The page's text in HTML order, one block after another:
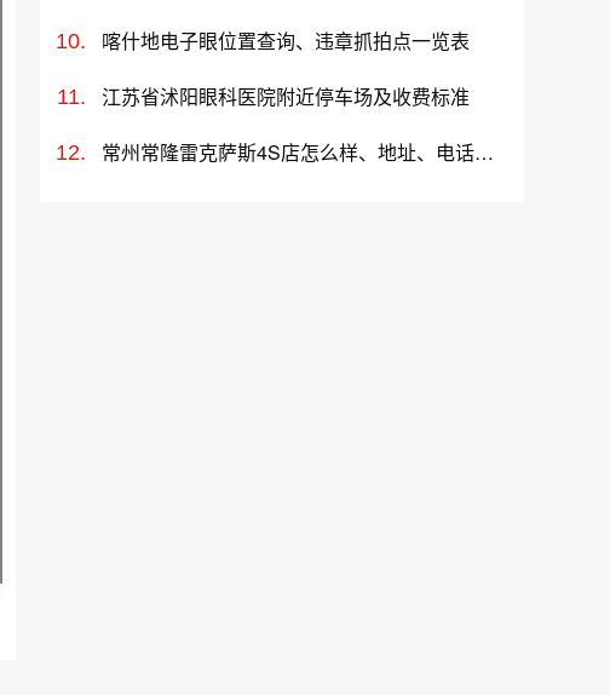
喀什地电子眼位置查询、违章抓拍点一览表
江苏省沭阳眼科医院附近停车场及收费标准
常州常隆雷克萨斯4S店怎么样、地址、电话、上班时间查询